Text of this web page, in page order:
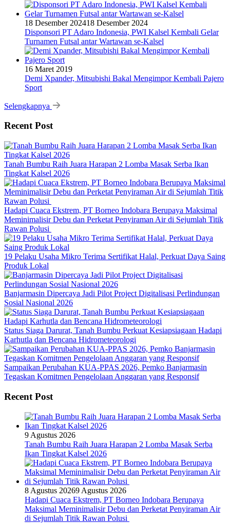
18 Desember 202418 Desember 2024
Disponsori PT Adaro Indonesia, PWI Kalsel Kembali Gelar
Turnamen Futsal antar Wartawan se-Kalsel
16 Maret 2019
Demi Xpander, Mitsubishi Bakal Mengimpor Kembali Pajero
Sport
Selengkapnya
Recent Post
Tanah Bumbu Raih Juara Harapan 2 Lomba Masak Serba Ikan
Tingkat Kalsel 2026
Hadapi Cuaca Ekstrem, PT Borneo Indobara Berupaya Maksimal
Meminimalisir Debu dan Perketat Penyiraman Air di Sejumlah Titik
Rawan Polusi
19 Pelaku Usaha Mikro Terima Sertifikat Halal, Perkuat Daya Saing
Produk Lokal
Banjarmasin Dipercaya Jadi Pilot Project Digitalisasi Perlindungan
Sosial Nasional 2026
Status Siaga Darurat, Tanah Bumbu Perkuat Kesiapsiagaan Hadapi
Karhutla dan Bencana Hidrometeorologi
Sampaikan Perubahan KUA-PPAS 2026, Pemko Banjarmasin
Tegaskan Komitmen Pengelolaan Anggaran yang Responsif
Recent Post
9 Agustus 2026
Tanah Bumbu Raih Juara Harapan 2 Lomba Masak Serba
Ikan Tingkat Kalsel 2026
8 Agustus 20269 Agustus 2026
Hadapi Cuaca Ekstrem, PT Borneo Indobara Berupaya
Maksimal Meminimalisir Debu dan Perketat Penyiraman Air
di Sejumlah Titik Rawan Polusi